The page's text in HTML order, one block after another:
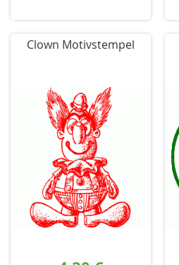
Clown Motivstempel